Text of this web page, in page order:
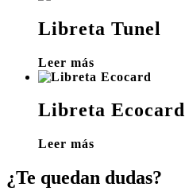
Libreta Tunel
Leer más
Libreta Ecocard
Leer más
¿Te quedan dudas?